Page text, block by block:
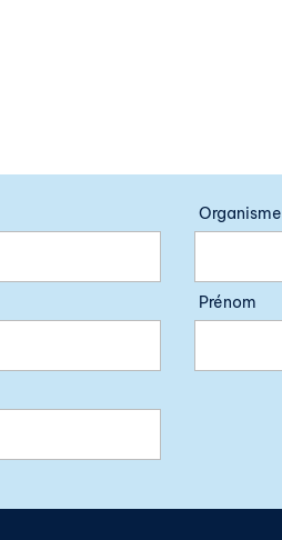
Organisme
Prénom